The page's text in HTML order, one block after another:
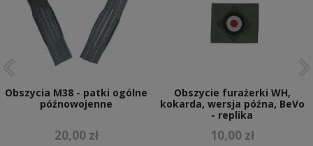
Obszycia M38 - patki ogólne
późnowojenne
20,00 zł
Obszycie furażerki WH,
kokarda, wersja późna, BeVo
- replika
10,00 zł